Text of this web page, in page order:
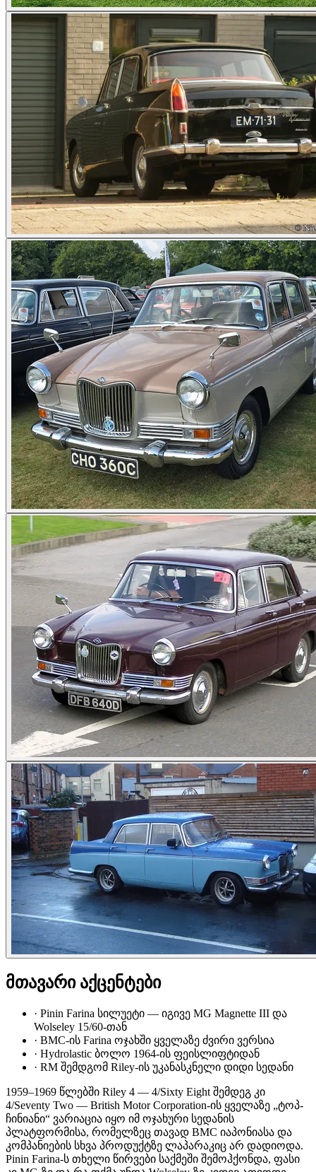
მთავარი აქცენტები
· Pinin Farina სილუეტი — იგივე MG Magnette III და
Wolseley 15/60-თან
· BMC-ის Farina ოჯახში ყველაზე ძვირი ვერსია
· Hydrolastic ბოლო 1964-ის ფეისლიფტიდან
· RM შემდგომ Riley-ის უკანასკნელი დიდი სედანი
1959–1969 წლებში Riley 4 — 4/Sixty Eight შემდეგ კი
4/Seventy Two — British Motor Corporation-ის ყველაზე „ტოპ-
ჩინიანი“ ვარიაცია იყო იმ ოჯახური სედანის
პლატფორმისა, რომელზეც თავად BMC იაპონიასა და
კომპანიების სხვა პროდუქტზე ლაპარაკიც არ დადიოდა.
Pinin Farina-ს თხელი წირვები საქმეში შემოჰქონდა, ფასი